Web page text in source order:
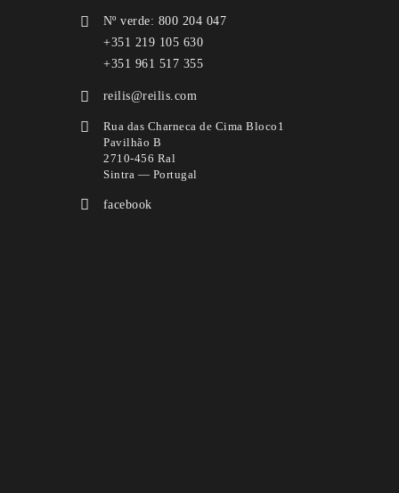
Nº verde: 800 204 047
+351 219 105 630
+351 961 517 355
reilis@reilis.com
Rua das Charneca de Cima Bloco1
Pavilhão B
2710-456 Ral
Sintra — Portugal
facebook